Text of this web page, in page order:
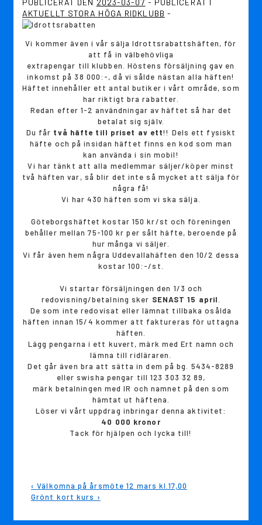
AKTUELLT STORA HÖGA RIDKLUBB
Vi kommer även i vår sälja Idrottsrabattshäften, för
att få in välbehövliga
extrapengar till klubben. Höstens försäljning gav en
inkomst på 38 000:-, då vi sålde nästan alla häften!
Häftet innehåller ett antal butiker i vårt område, som
har riktigt bra rabatter.
Redan efter 1-2 användningar av häftet så har det
betalat sig själv.
Du får två häfte till priset av ett!! Dels ett fysiskt
häfte och på insidan häftet finns en kod som man
kan använda i sin mobil!
Vi har tänkt att alla medlemmar säljer/köper minst
två häften var, så blir det inte så mycket att sälja för
några få!
Vi har 430 häften som vi ska sälja.
Göteborgshäftet kostar 150 kr/st och föreningen
behåller mellan 75-100 kr per sålt häfte, beroende på
hur många vi säljer.
Vi får även hem några Uddevallahäften den 10/2 dessa
kostar 100:-/st.
Vi startar försäljningen den 1/3 och
redovisning/betalning sker SENAST 15 april
De som inte redovisat eller lämnat tillbaka osålda
häften innan 15/4 kommer att faktureras för uttagna
häften.
Lägg pengarna i ett kuvert, märk med Ert namn och
lämna till ridläraren.
Det går även bra att sätta in dem på bg. 5434-8289
eller swisha pengar till 123 303 32 89,
märk betalningen med IR och namnet på den som
hämtat ut häftena.
Löser vi vårt uppdrag inbringar denna aktivitet:
40 000 kronor
Tack för hjälpen och lycka till!
Inläggsnavigering
Föregående
inlägg
‹ Välkomna på årsmöte 12 mars kl.17,00
Nästa
är
Grönt kort kurs ›